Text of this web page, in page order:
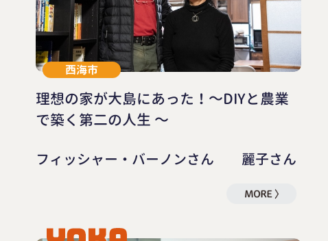
西海市
理想の家が大島にあった！～DIYと農業
で築く第二の人生 ～
フィッシャー・バーノンさん 麗子さん